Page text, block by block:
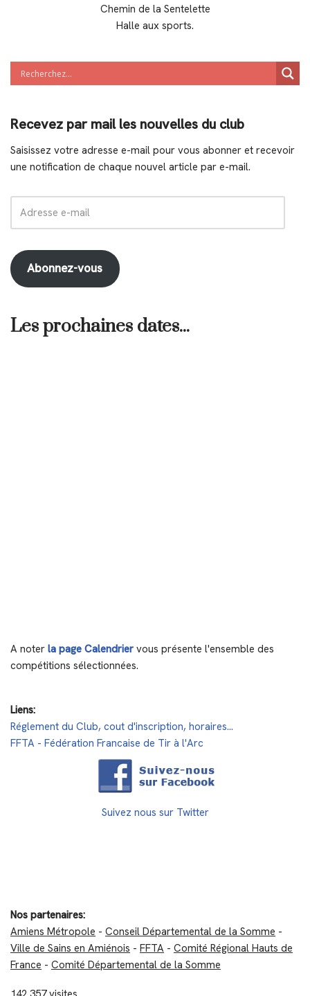
Chemin de la Sentelette
Halle aux sports.
Recevez par mail les nouvelles du club
Saisissez votre adresse e-mail pour vous abonner et recevoir
une notification de chaque nouvel article par e-mail.
Abonnez-vous
Les prochaines dates...
A noter la page Calendrier vous présente l'ensemble des
compétitions sélectionnées.
Liens:
Réglement du Club, cout d'inscription, horaires...
FFTA - Fédération Francaise de Tir à l'Arc
Suivez nous sur Twitter
Nos partenaires:
Amiens Métropole - Conseil Départemental de la Somme -
Ville de Sains en Amiénois - FFTA - Comité Régional Hauts de
France - Comité Départemental de la Somme